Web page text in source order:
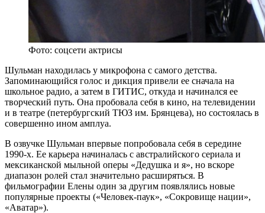
Фото: соцсети актрисы
Шульман находилась у микрофона с самого детства.
Запоминающийся голос и дикция привели ее сначала на
школьное радио, а затем в ГИТИС, откуда и начинался ее
творческий путь. Она пробовала себя в кино, на телевидении
и в театре (петербургский ТЮЗ им. Брянцева), но состоялась в
совершенно ином амплуа.
В озвучке Шульман впервые попробовала себя в середине
1990-х. Ее карьера начиналась с австралийского сериала и
мексиканской мыльной оперы «Дедушка и я», но вскоре
диапазон ролей стал значительно расширяться. В
фильмографии Елены один за другим появлялись новые
популярные проекты («Человек-паук», «Сокровище нации»,
«Аватар»).